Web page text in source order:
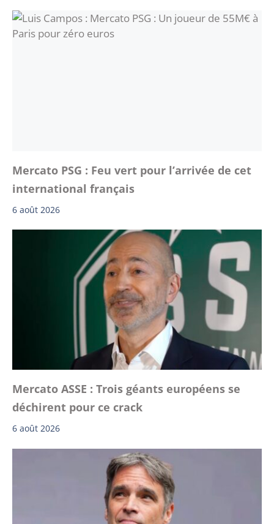
Mercato PSG : Feu vert pour l’arrivée de cet
international français
6 août 2026
Mercato ASSE : Trois géants européens se
déchirent pour ce crack
6 août 2026